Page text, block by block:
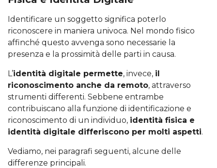
Identificare un soggetto significa poterlo
riconoscere in maniera univoca. Nel mondo fisico
affinché questo avvenga sono necessarie la
presenza e la prossimità delle parti in causa.
L’identità digitale permette, invece, il
riconoscimento anche da remoto, attraverso
strumenti differenti. Sebbene entrambe
contribuiscano alla funzione di identificazione e
riconoscimento di un individuo, identità fisica e
identità digitale differiscono per molti aspetti.
Vediamo, nei paragrafi seguenti, alcune delle
differenze principali.